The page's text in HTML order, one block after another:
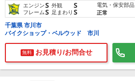
エンジンS 外観 S
フレームS 足まわり S
電気・保安部品
正常
千葉県 市川市
バイクショップ・ベルウッド 市川
無料 お見積り/お問合せ